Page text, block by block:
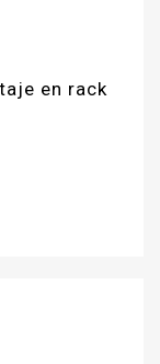
en rack